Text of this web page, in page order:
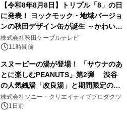
【令和8年8月8日】トリプル「8」の日
に発表！ ヨックモック・地域バージョ
ンの秋田デザイン缶が誕生 ～かわいい
秋田犬の子犬と秋田の四季と名所を巡
るパッケージ～ 9月1日(火)秋田県内で
株式会社秋田ケーブルテレビ
11時間前
スヌーピーの湯が登場！ 「サウナのあ
とに楽しむPEANUTS」第2弾 渋谷
の人気銭湯「改良湯」と期間限定のコ
ラボレーション サウナイキタイコラ
ボグッズも発売決定！
株式会社ソニー・クリエイティブプロダクツ
1日前